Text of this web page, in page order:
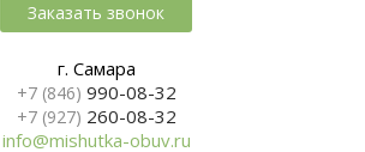
Заказать звонок
г. Самара
+7 (846) 990-08-32
+7 (927) 260-08-32
info@mishutka-obuv.ru